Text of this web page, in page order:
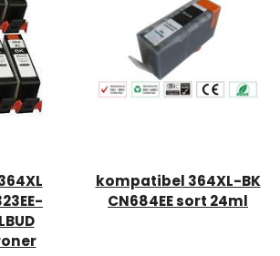
kompatibel 364XL-BK
CN684EE sort 24ml